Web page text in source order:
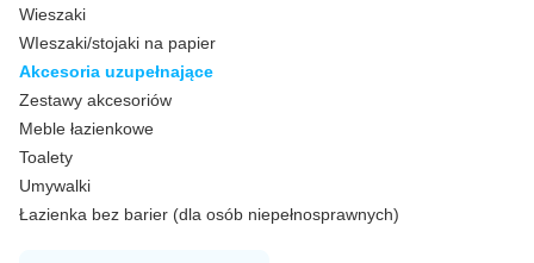
Wieszaki
WIeszaki/stojaki na papier
Akcesoria uzupełnające
Zestawy akcesoriów
Meble łazienkowe
Toalety
Umywalki
Łazienka bez barier (dla osób niepełnosprawnych)